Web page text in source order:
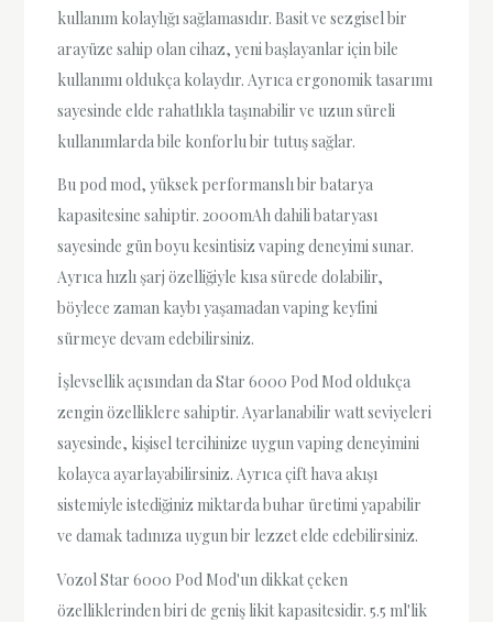
kullanım kolaylığı sağlamasıdır. Basit ve sezgisel bir
arayüze sahip olan cihaz, yeni başlayanlar için bile
kullanımı oldukça kolaydır. Ayrıca ergonomik tasarımı
sayesinde elde rahatlıkla taşınabilir ve uzun süreli
kullanımlarda bile konforlu bir tutuş sağlar.
Bu pod mod, yüksek performanslı bir batarya
kapasitesine sahiptir. 2000mAh dahili bataryası
sayesinde gün boyu kesintisiz vaping deneyimi sunar.
Ayrıca hızlı şarj özelliğiyle kısa sürede dolabilir,
böylece zaman kaybı yaşamadan vaping keyfini
sürmeye devam edebilirsiniz.
İşlevsellik açısından da Star 6000 Pod Mod oldukça
zengin özelliklere sahiptir. Ayarlanabilir watt seviyeleri
sayesinde, kişisel tercihinize uygun vaping deneyimini
kolayca ayarlayabilirsiniz. Ayrıca çift hava akışı
sistemiyle istediğiniz miktarda buhar üretimi yapabilir
ve damak tadınıza uygun bir lezzet elde edebilirsiniz.
Vozol Star 6000 Pod Mod'un dikkat çeken
özelliklerinden biri de geniş likit kapasitesidir. 5.5 ml'lik